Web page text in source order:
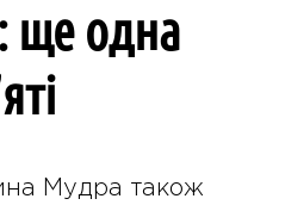
ще одна
Мудра також